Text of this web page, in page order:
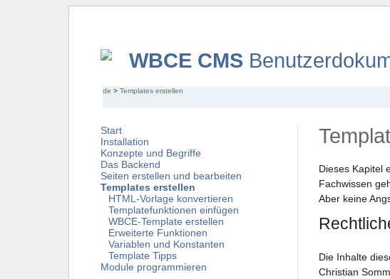
WBCE CMS
de >Templates erstellen
Start
Installation
Konzepte und Begriffe
Das Backend
Seiten erstellen und bearbeiten
Templates erstellen
HTML-Vorlage konvertieren
Templatefunktionen einfügen
WBCE-Template erstellen
Erweiterte Funktionen
Variablen und Konstanten
Template Tipps
Module programmieren
Dieses Kapitel
Fachwissen
Aber keine
Die Inhalte
Christian